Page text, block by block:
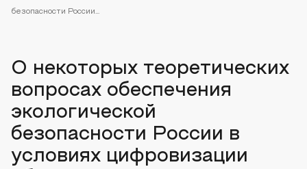
безопасности России...
О некоторых теоретических
вопросах обеспечения
экологической
безопасности России в
условиях цифровизации